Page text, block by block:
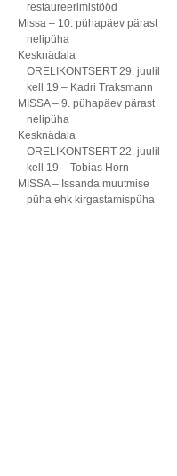
restaureerimistööd
Missa – 10. pühapäev pärast
nelipüha
Kesknädala
ORELIKONTSERT 29. juulil
kell 19 – Kadri Traksmann
MISSA – 9. pühapäev pärast
nelipüha
Kesknädala
ORELIKONTSERT 22. juulil
kell 19 – Tobias Horn
MISSA – Issanda muutmise
püha ehk kirgastamispüha